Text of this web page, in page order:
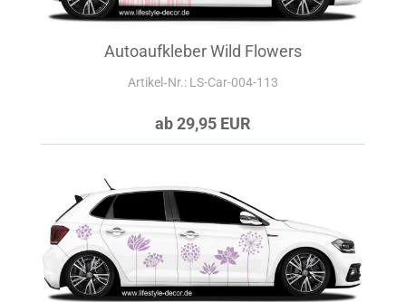
Autoaufkleber Wild Flowers
Artikel‑Nr.: LS-Car-004-113
ab 29,95 EUR